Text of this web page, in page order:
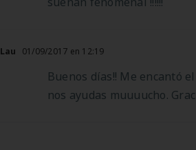
Lau 01/09/2017 en 12:19
Buenos días!! Me encantó
nos ayudas muuuucho.